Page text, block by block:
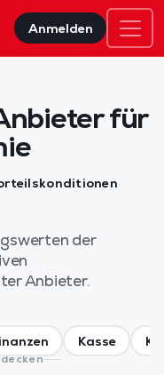
Anmelden
für
der
Anbieter.
Kasse